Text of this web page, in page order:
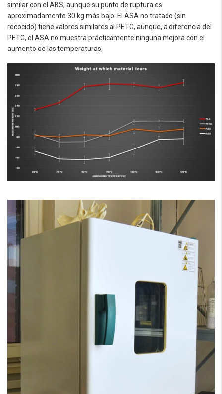
similar con el ABS, aunque su punto de ruptura es
aproximadamente 30 kg más bajo. El ASA no tratado (sin
recocido) tiene valores similares al PETG, aunque, a diferencia del
PETG, el ASA no muestra prácticamente ninguna mejora con el
aumento de las temperaturas.